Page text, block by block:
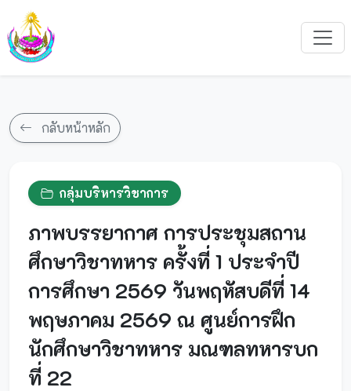
กลับหน้าหลัก
กลุ่มบริหารวิชาการ
ภาพบรรยากาศ การประชุมสถาน
ศึกษาวิชาทหาร ครั้งที่ 1 ประจำปี
การศึกษา 2569 วันพฤหัสบดีที่ 14
พฤษภาคม 2569 ณ ศูนย์การฝึก
นักศึกษาวิชาทหาร มณฑลทหารบก
ที่ 22